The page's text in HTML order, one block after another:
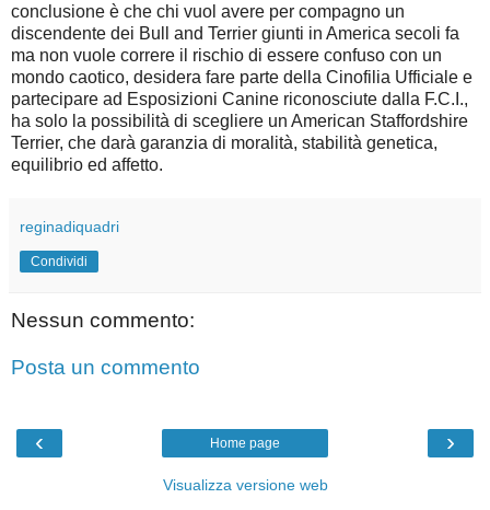
conclusione è che chi vuol avere per compagno un
discendente dei Bull and Terrier giunti in America secoli fa
ma non vuole correre il rischio di essere confuso con un
mondo caotico, desidera fare parte della Cinofilia Ufficiale e
partecipare ad Esposizioni Canine riconosciute dalla F.C.I.,
ha solo la possibilità di scegliere un American Staffordshire
Terrier, che darà garanzia di moralità, stabilità genetica,
equilibrio ed affetto.
reginadiquadri
Condividi
Nessun commento:
Posta un commento
‹ ›
Home page
Visualizza versione web